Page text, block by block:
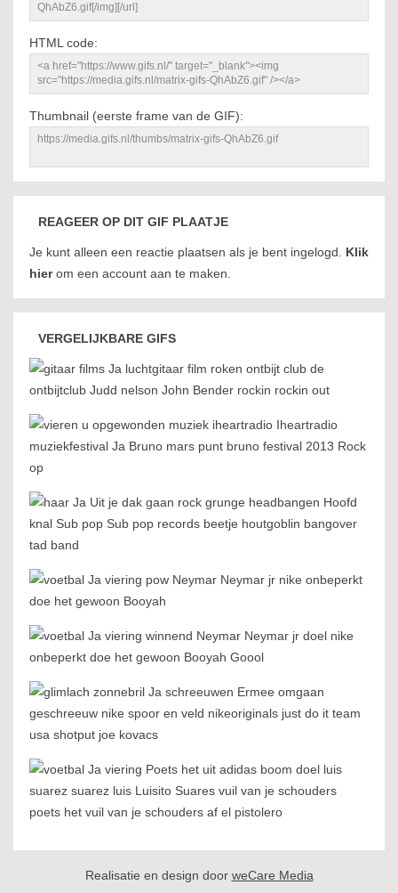
HTML code:
Thumbnail (eerste frame van de GIF):
REAGEER OP DIT GIF PLAATJE
Je kunt alleen een reactie plaatsen als je bent ingelogd. Klik
hierom een account aan te maken.
VERGELIJKBARE GIFS
Realisatie en design door weCare Media